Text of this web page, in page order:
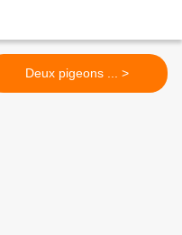
Deux pigeons ... >